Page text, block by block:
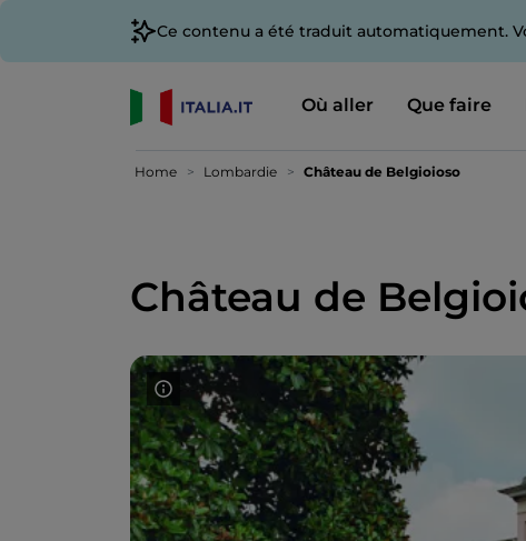
Ce contenu a été traduit automatiquement.
Où aller Que faire
Home Lombardie Château de Belgioioso
Château de